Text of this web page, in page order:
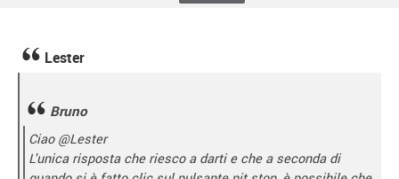
Lester
Bruno
Ciao @Lester
L'unica risposta che riesco a darti e che a seconda di